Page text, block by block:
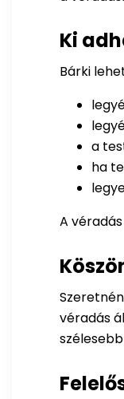
Ki
Bárki
a
ha
A
véradás